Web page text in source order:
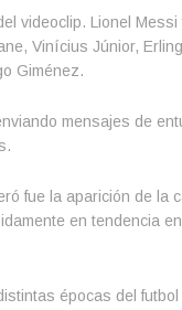
videoclip. Lionel
Vinícius Júnior,
Giménez.
mensajes de
fue la aparición de
en tendencia
épocas del